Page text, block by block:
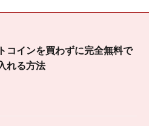
コインを買わずに完全無料で
れる方法